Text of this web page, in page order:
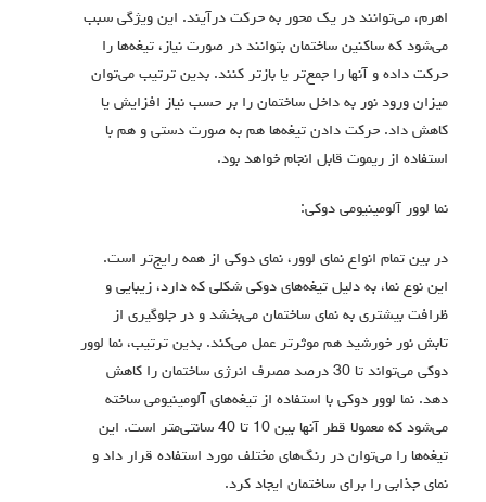
اهرم، می‌توانند در یک محور به حرکت درآیند. این ویژگی سبب
می‌شود که ساکنین ساختمان بتوانند در صورت نیاز، تیغه‌ها را
حرکت داده و آنها را جمع‌تر یا بازتر کنند. بدین ترتیب می‌توان
میزان ورود نور به داخل ساختمان را بر حسب نیاز افزایش یا
کاهش داد. حرکت دادن تیغه‌ها هم به صورت دستی و هم با
استفاده از ریموت قابل انجام خواهد بود.
نما لوور آلومینیومی دوکی:
در بین تمام انواع نمای لوور، نمای دوکی از همه رایج‌تر است.
این نوع نما، به دلیل تیغه‌های دوکی شکلی که دارد، زیبایی و
ظرافت بیشتری به نمای ساختمان می‌بخشد و در جلوگیری از
تابش نور خورشید هم موثرتر عمل می‌کند. بدین ترتیب، نما لوور
دوکی می‌تواند تا 30 درصد مصرف انرژی ساختمان را کاهش
دهد. نما لوور دوکی با استفاده از تیغه‌های آلومینیومی ساخته
می‌شود که معمولا قطر آنها بین 10 تا 40 سانتی‌متر است. این
تیغه‌ها را می‌توان در رنگ‌های مختلف مورد استفاده قرار داد و
نمای جذابی را برای ساختمان ایجاد کرد.